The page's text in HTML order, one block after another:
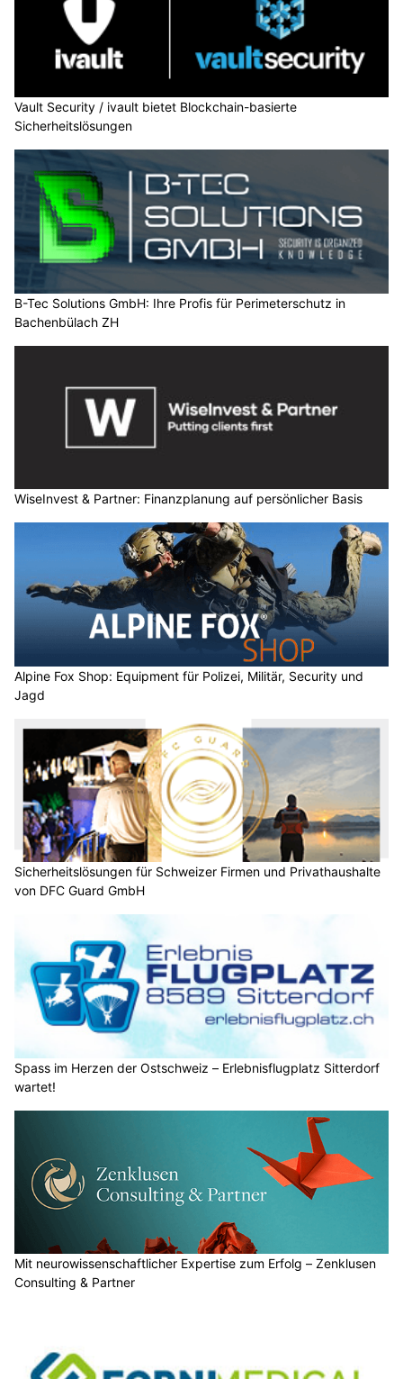
Vault Security / ivault bietet Blockchain-basierte
Sicherheitslösungen
B-Tec Solutions GmbH: Ihre Profis für Perimeterschutz in
Bachenbülach ZH
WiseInvest & Partner: Finanzplanung auf persönlicher Basis
Alpine Fox Shop: Equipment für Polizei, Militär, Security und
Jagd
Sicherheitslösungen für Schweizer Firmen und Privathaushalte
von DFC Guard GmbH
Spass im Herzen der Ostschweiz – Erlebnisflugplatz Sitterdorf
wartet!
Mit neurowissenschaftlicher Expertise zum Erfolg – Zenklusen
Consulting & Partner